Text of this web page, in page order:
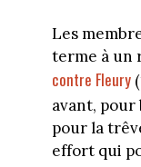
Les
terme à un
contre Fleury
avant, pour
pour la
effort qui